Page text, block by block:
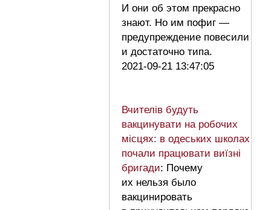
И они об этом прекрасно
знают. Но им пофиг —
предупреждение повесили
и достаточно типа.
2021-09-21 13:47:05
Вчителів будуть
вакцинувати на робочих
місцях: в одеських школах
почали працювати виїзні
бригади: Почему
их нельзя было
вакцинировать